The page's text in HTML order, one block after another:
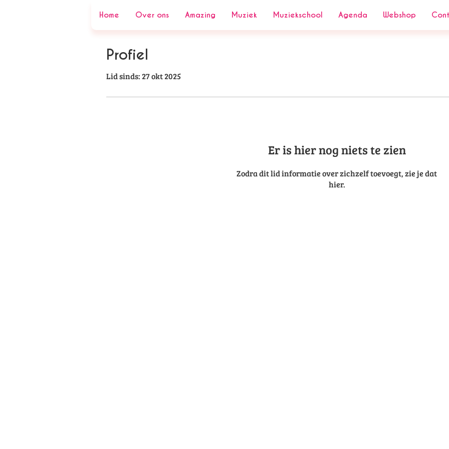
Home Over ons Amazing Muziek Muziekschool Agenda Webshop
Profiel
Lid sinds: 27 okt 2025
Er is hier nog niets te zien
Zodra dit lid informatie over zichzelf toevoegt, zie je dat
hier.